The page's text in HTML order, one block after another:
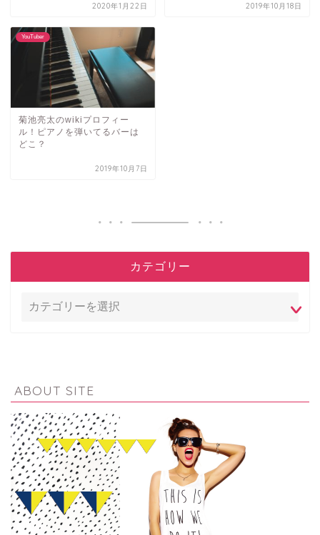
2020年1月22日 2019年10月18日
YouTuber
菊池亮太のwikiプロフィー
ル！ピアノを弾いてるバーは
どこ？
2019年10月7日
カテゴリー
ABOUT SITE